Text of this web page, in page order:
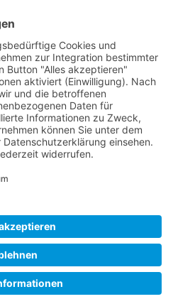
& Bauplaner
i.d.OPf.
& Bauplaner